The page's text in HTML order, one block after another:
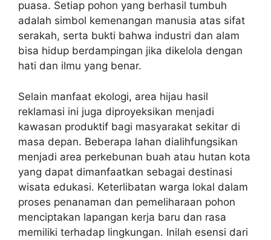
puasa. Setiap pohon yang berhasil tumbuh
adalah simbol kemenangan manusia atas sifat
serakah, serta bukti bahwa industri dan alam
bisa hidup berdampingan jika dikelola dengan
hati dan ilmu yang benar.
Selain manfaat ekologi, area hijau hasil
reklamasi ini juga diproyeksikan menjadi
kawasan produktif bagi masyarakat sekitar di
masa depan. Beberapa lahan dialihfungsikan
menjadi area perkebunan buah atau hutan kota
yang dapat dimanfaatkan sebagai destinasi
wisata edukasi. Keterlibatan warga lokal dalam
proses penanaman dan pemeliharaan pohon
menciptakan lapangan kerja baru dan rasa
memiliki terhadap lingkungan. Inilah esensi dari